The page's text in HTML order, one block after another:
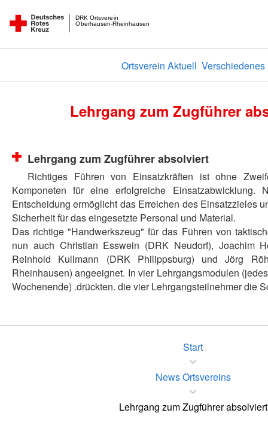
Oberhausen-Rheinhausen
DRK Ortsverein
Ortsverein Aktuell Verschiedenes
Lehrgang zum Zugführer
Lehrgang zum Zugführer absolviert
Richtiges Führen von Einsatzkräften ist ohne
Komponeten für eine erfolgreiche Einsatzabwicklung.
Entscheidung ermöglicht das Erreichen des Einsatzzieles
Sicherheit für das eingesetzte Personal und Material.
Das richtige "Handwerkszeug" für das Führen von
nun auch Christian Esswein (DRK Neudorf), Joachim
Reinhold Kullmann (DRK Philippsburg) und Jörg
Rheinhausen) angeeignet. In vier Lehrgangsmodulen
Wochenende) .drückten. die vier Lehrgangsteilnehmer die
Start
News Ortsvereins
Lehrgang zum Zugführer absolviert